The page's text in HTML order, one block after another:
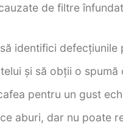
de filtre
identifici
și să obții o
pentru un gust
aburi, dar nu poate